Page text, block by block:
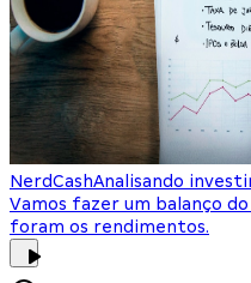
NerdCashAnalisando
Vamos fazer um balanço
foram os rendimentos.